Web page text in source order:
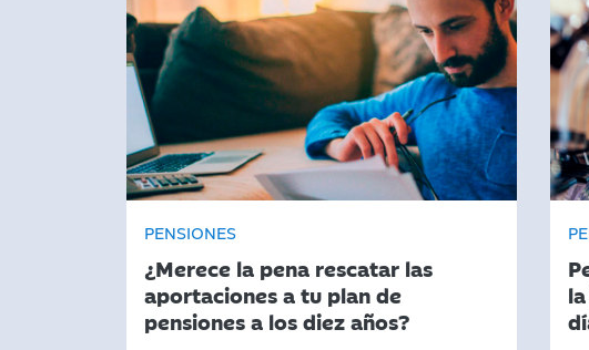
PENSIONES
¿Merece la pena rescatar las
aportaciones a tu plan de
pensiones a los diez años?